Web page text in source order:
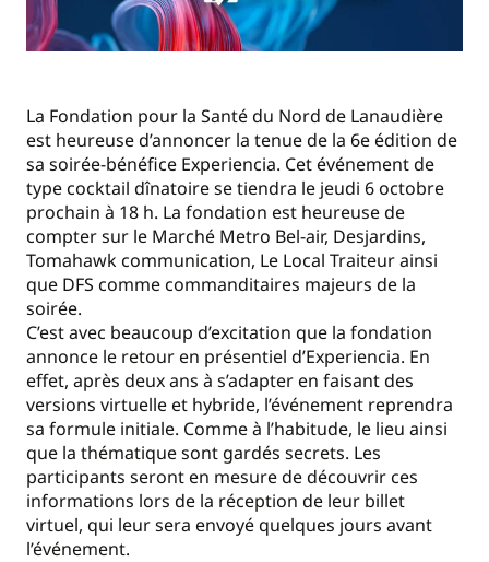
La Fondation pour la Santé du Nord de Lanaudière
est heureuse d’annoncer la tenue de la 6e édition de
sa soirée-bénéfice Experiencia. Cet événement de
type cocktail dînatoire se tiendra le jeudi 6 octobre
prochain à 18 h. La fondation est heureuse de
compter sur le Marché Metro Bel-air, Desjardins,
Tomahawk communication, Le Local Traiteur ainsi
que DFS comme commanditaires majeurs de la
soirée.
C’est avec beaucoup d’excitation que la fondation
annonce le retour en présentiel d’Experiencia. En
effet, après deux ans à s’adapter en faisant des
versions virtuelle et hybride, l’événement reprendra
sa formule initiale. Comme à l’habitude, le lieu ainsi
que la thématique sont gardés secrets. Les
participants seront en mesure de découvrir ces
informations lors de la réception de leur billet
virtuel, qui leur sera envoyé quelques jours avant
l’événement.